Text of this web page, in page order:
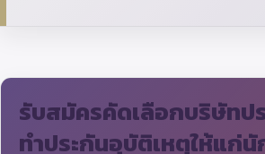
รับสมัครคัดเลือกบริษัทป
ทำประกันอุบัติเหตุให้แก่